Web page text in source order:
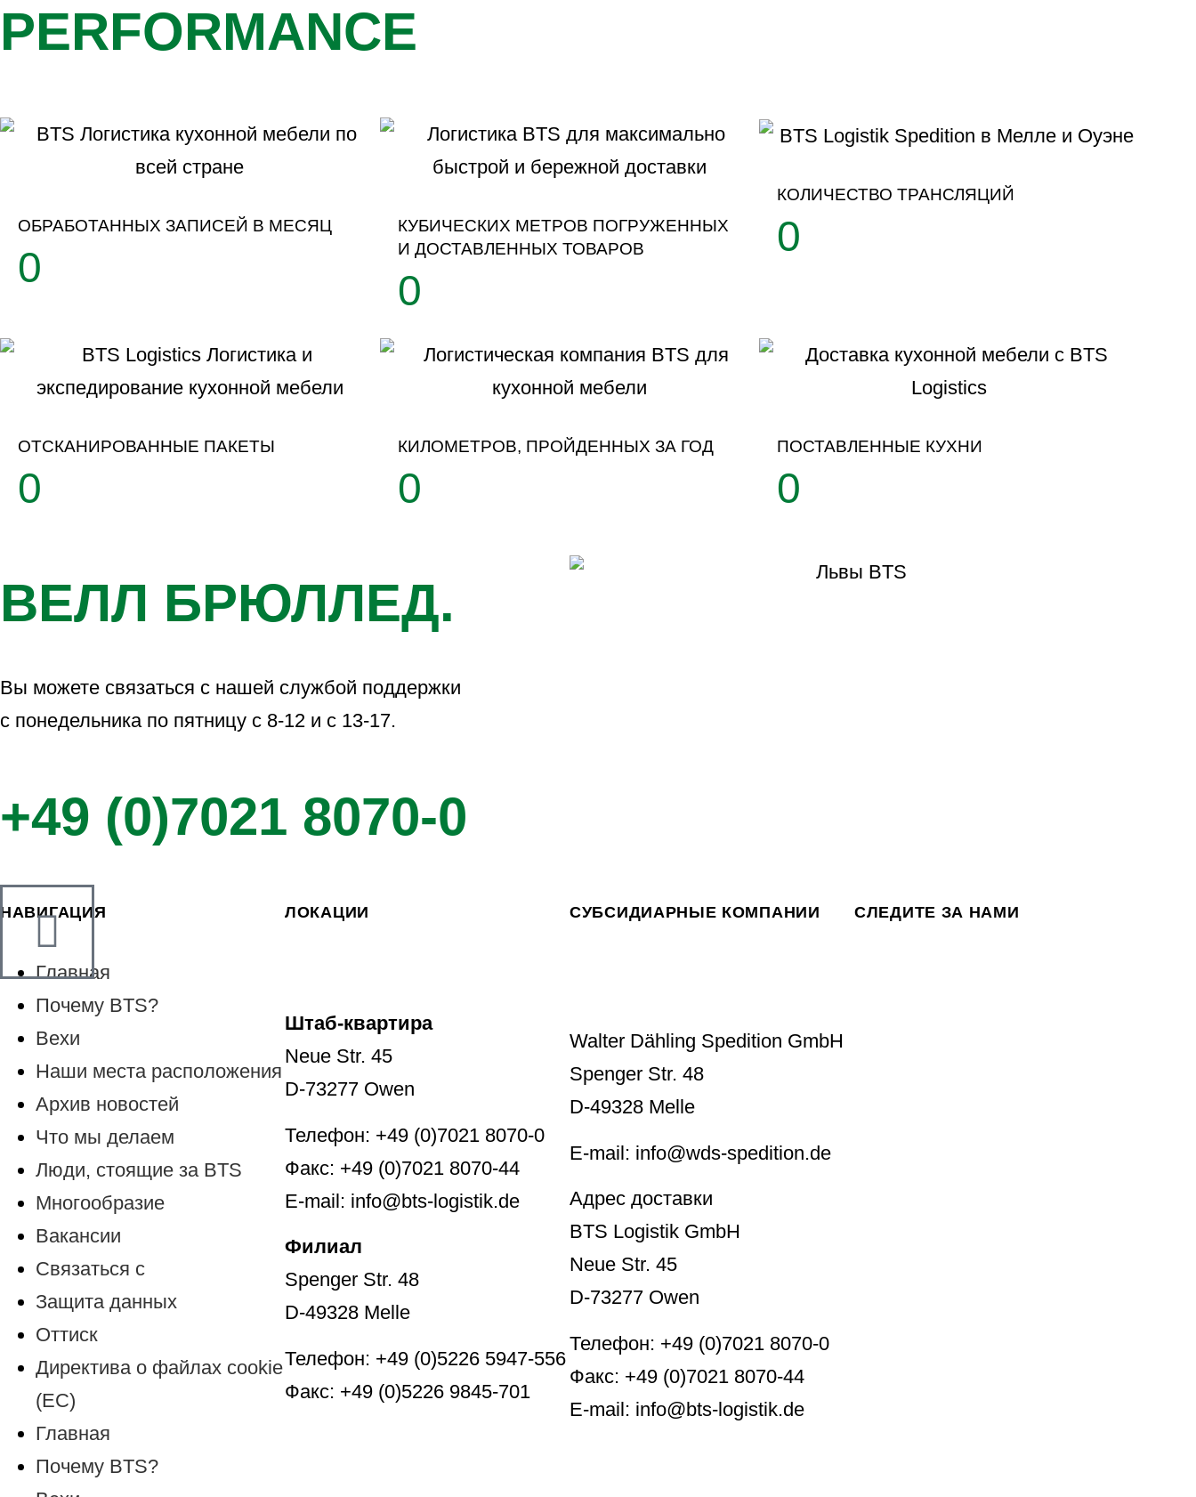
PERFORMANCE
ОБРАБОТАННЫХ ЗАПИСЕЙ В МЕСЯЦ
0
КУБИЧЕСКИХ МЕТРОВ ПОГРУЖЕННЫХ
И ДОСТАВЛЕННЫХ ТОВАРОВ
0
КОЛИЧЕСТВО ТРАНСЛЯЦИЙ
0
ОТСКАНИРОВАННЫЕ ПАКЕТЫ
0
КИЛОМЕТРОВ, ПРОЙДЕННЫХ ЗА ГОД
0
ПОСТАВЛЕННЫЕ КУХНИ
0
ВЕЛЛ БРЮЛЛЕД.
Вы можете связаться с нашей службой поддержки
с понедельника по пятницу с 8-12 и с 13-17.
+49 (0)7021 8070-0
НАВИГАЦИЯ
Главная
Почему BTS?
Вехи
Наши места расположения
Архив новостей
Что мы делаем
Люди, стоящие за BTS
Многообразие
Вакансии
Связаться с
Защита данных
Оттиск
Директива о файлах cookie
(ЕС)
Главная
Почему BTS?
ЛОКАЦИИ
Штаб-квартира
Neue Str. 45
D-73277 Owen
Телефон: +49 (0)7021 8070-0
Факс: +49 (0)7021 8070-44
E-mail: info@bts-logistik.de
Филиал
Spenger Str. 48
D-49328 Melle
Телефон: +49 (0)5226 5947-556
Факс: +49 (0)5226 9845-701
СУБСИДИАРНЫЕ КОМПАНИИ
Walter Dähling Spedition GmbH
Spenger Str. 48
D-49328 Melle
E-mail: info@wds-spedition.de
Адрес доставки
BTS Logistik GmbH
Neue Str. 45
D-73277 Owen
Телефон: +49 (0)7021 8070-0
Факс: +49 (0)7021 8070-44
E-mail: info@bts-logistik.de
СЛЕДИТЕ ЗА НАМИ